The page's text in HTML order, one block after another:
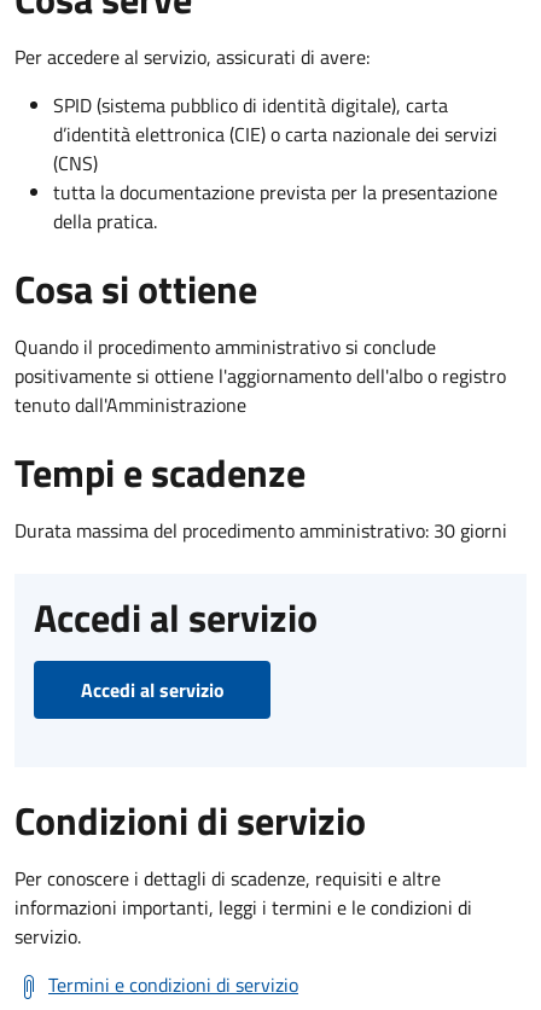
Per accedere al servizio, assicurati di avere:
SPID (sistema pubblico di identità digitale), carta
d’identità elettronica (CIE) o carta nazionale dei servizi
(CNS)
tutta la documentazione prevista per la presentazione
della pratica.
Cosa si ottiene
Quando il procedimento amministrativo si conclude
positivamente si ottiene l'aggiornamento dell'albo o registro
tenuto dall'Amministrazione
Tempi e scadenze
Durata massima del procedimento amministrativo: 30 giorni
Accedi al servizio
Accedi al servizio
Condizioni di servizio
Per conoscere i dettagli di scadenze, requisiti e altre
informazioni importanti, leggi i termini e le condizioni di
servizio.
Termini e condizioni di servizio